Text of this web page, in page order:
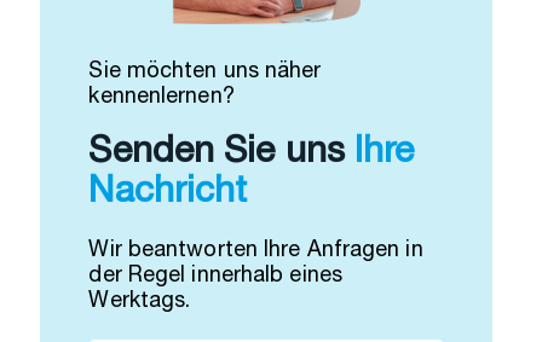
Sie möchten uns näher
kennenlernen?
Senden Sie uns Ihre
Nachricht
Wir beantworten Ihre Anfragen in
der Regel innerhalb eines
Werktags.